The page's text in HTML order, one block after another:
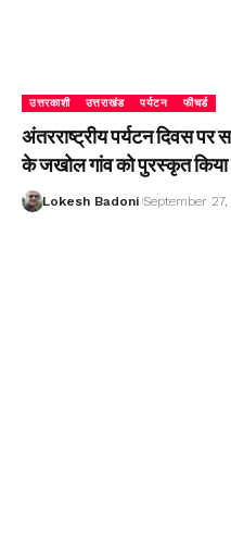
उत्तरकाशी उत्तराखंड पर्यटन फीचर्ड
अंतरराष्ट्रीय पर्यटन दिवस पर
के जखोल गांव को पुरस्कृत किया
Lokesh Badoni September